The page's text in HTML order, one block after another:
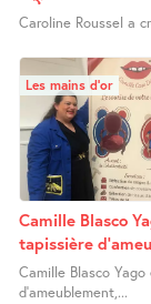
Caroline Roussel a
Les mains d’or
Camille Blasco
tapissière
Camille Blasco
d’ameublement,...